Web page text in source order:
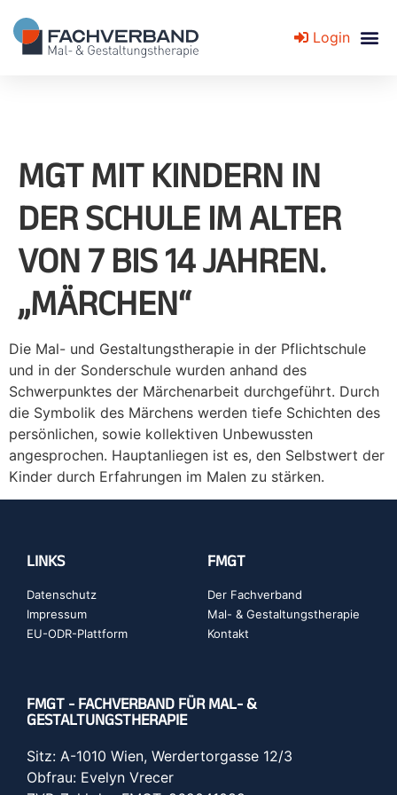
Login
MGT MIT KINDERN IN
DER SCHULE IM ALTER
VON 7 BIS 14 JAHREN.
„MÄRCHEN“
Die Mal- und Gestaltungstherapie in der Pflichtschule
und in der Sonderschule wurden anhand des
Schwerpunktes der Märchenarbeit durchgeführt. Durch
die Symbolik des Märchens werden tiefe Schichten des
persönlichen, sowie kollektiven Unbewussten
angesprochen. Hauptanliegen ist es, den Selbstwert der
Kinder durch Erfahrungen im Malen zu stärken.
LINKS
Datenschutz
Impressum
EU-ODR-Plattform
FMGT
Der Fachverband
Mal- & Gestaltungstherapie
Kontakt
FMGT - FACHVERBAND FÜR MAL- &
GESTALTUNGSTHERAPIE
Sitz: A-1010 Wien, Werdertorgasse 12/3
Obfrau: Evelyn Vrecer